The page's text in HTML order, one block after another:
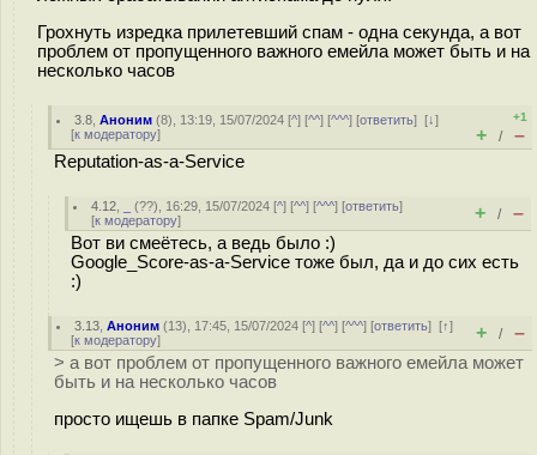
Грохнуть изредка прилетевший спам - одна секунда, а вот
проблем от пропущенного важного емейла может быть и на
несколько часов
3.8 ,Аноним (8), 13:19, 15/07/2024 [^] [^^] [^^^] [ответить][↓]
[к модератору]
+1
+ / –
Reputation-as-a-Service
4.12 (??), 16:29, 15/07/2024 [^] [^^] [^^^] [ответить]
[к модератору] + / –
Вот ви смеётесь, а ведь было :)
Google_Score-as-a-Service тоже был, да и до сих есть
:)
3.13 ,Аноним (13), 17:45, 15/07/2024 [^] [^^] [^^^] [ответить][↑]
[к модератору] + / –
> а вот проблем от пропущенного важного емейла может
быть и на несколько часов
просто ищешь в папке Spam/Junk